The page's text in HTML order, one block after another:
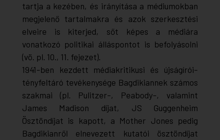
tartja a kezében, és irányítása a médiumokban
megjelenő tartalmakra és azok szerkesztési
elveire is kiterjed, sőt képes a médiára
vonatkozó politikai álláspontot is befolyásolni
(vö. pl. 10., 11. fejezet).
1941-ben kezdett médiakritikusi és újságírói-
tényfeltáró tevékenysége Bagdikiannek számos
szakmai (pl. Pulitzer-, Peabody-, valamint
James Madison díjat, JS Guggenheim
Ösztöndíjat is kapott, a Mother Jones pedig
Bagdikianről elnevezett kutatói ösztöndíjat